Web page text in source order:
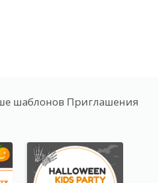
шаблонов Приглашения